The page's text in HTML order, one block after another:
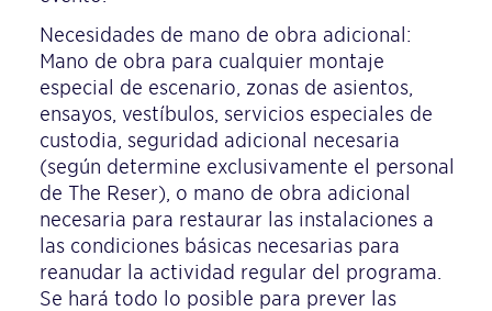
Necesidades de mano de obra adicional:
Mano de obra para cualquier montaje
especial de escenario, zonas de asientos,
ensayos, vestíbulos, servicios especiales de
custodia, seguridad adicional necesaria
(según determine exclusivamente el personal
de The Reser), o mano de obra adicional
necesaria para restaurar las instalaciones a
las condiciones básicas necesarias para
reanudar la actividad regular del programa.
Se hará todo lo posible para prever las